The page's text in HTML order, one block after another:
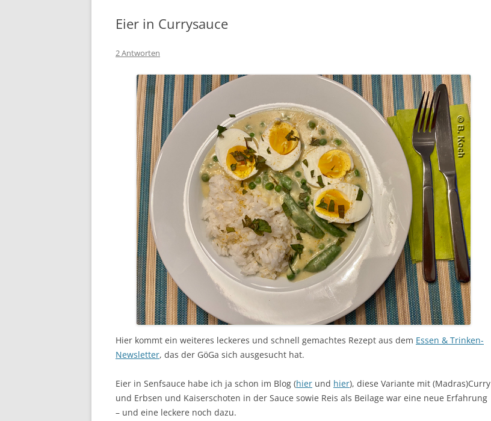
Eier in Currysauce
2 Antworten
Hier kommt ein weiteres leckeres und schnell gemachtes Rezept aus dem Essen & Trinken-
Newsletter, das der GöGa sich ausgesucht hat.
Eier in Senfsauce habe ich ja schon im Blog (hier und hier), diese Variante mit (Madras)Curry
und Erbsen und Kaiserschoten in der Sauce sowie Reis als Beilage war eine neue Erfahrung
– und eine leckere noch dazu.